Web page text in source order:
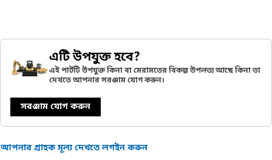
এটি উপযুক্ত হবে?
এই পার্টটি উপযুক্ত কিনা বা মেরামতের বিকল্প উপলভ্য আছে কিনা তা
দেখতে আপনার সরঞ্জাম যোগ করুন।
সরঞ্জাম যোগ করুন
আপনার গ্রাহক মূল্য দেখতে লগইন করুন